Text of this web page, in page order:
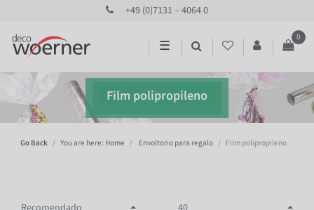
+49 (0)7131 – 4064 0
☰
0
Film polipropileno
Go Back You are here: Home Envoltorio para regalo Film polipropileno